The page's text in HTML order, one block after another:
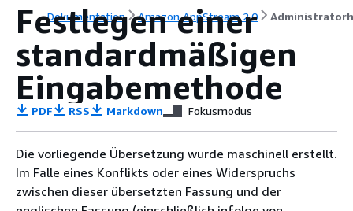
Dokumentation Amazon AppStream 2.0
Festlegen einer
standardmäßigen
Eingabemethode
PDF RSS Markdown Fokusmodus
Die vorliegende Übersetzung wurde maschinell erstellt.
Im Falle eines Konflikts oder eines Widerspruchs
zwischen dieser übersetzten Fassung und der